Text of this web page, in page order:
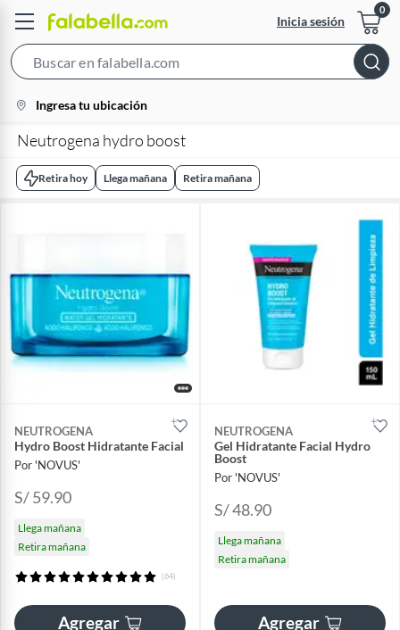
Inicia sesión
Bar
location-
icon
Ingresa tu ubicación
Neutrogena hydro boost
Retira hoy Llega mañana Retira mañana
NEUTROGENA
Hydro Boost Hidratante Facial
Por 'NOVUS'
S/ 59.90
Llega mañana
Retira mañana
(64)
Agregar
NEUTROGENA
Gel Hidratante Facial Hydro
Boost
Por 'NOVUS'
S/ 48.90
Llega mañana
Retira mañana
Agregar